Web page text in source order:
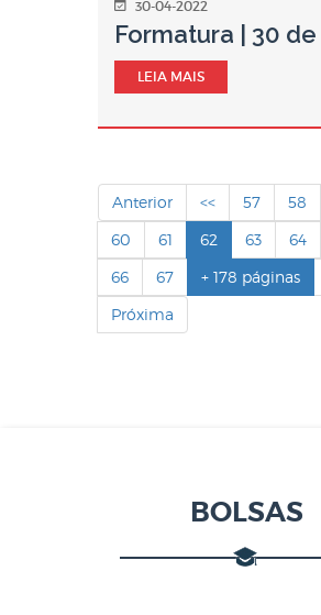
30-04-2022
Formatura | 30
LEIA MAIS
Anterior << 57 58
60
61 62 63 64
66
67 + 178 páginas
Próxima
BOLSAS